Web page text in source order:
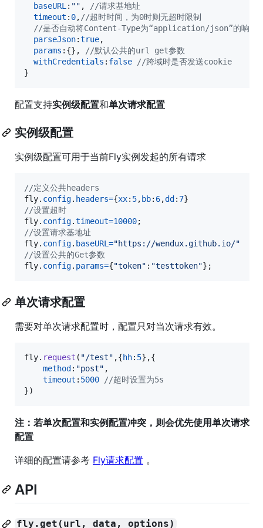
baseURL : "" ,
//请求基地址
timeout : 0, //超时时间，为0时则无超时限制
//是否自动将Content-Type为“application/json”的响
parseJson:true,
params : {} ,
//默认公共的url get参数
withCredentials : false
//跨域时是否发送cookie
}
配置支持实例级配置和单次请求配置
实例级配置
实例级配置可用于当前Fly实例发起的所有请求
//定义公共headers
fly. config. headers={xx: 5, bb: 6,dd : 7}
//设置超时
fly. config.timeout=10000;
//设置请求基地址
fly. config. baseURL ="https://wendux.github.io/"
//设置公共的Get参数
fly. config. params={"token" : "testtoken"} ;
单次请求配置
需要对单次请求配置时，配置只对当次请求有效。
fly. request ( "/test" ,{hh: 5} ,{
method : "post" ,
timeout : 5000
//超时设置为5s
})
注：若单次配置和实例配置冲突，则会优先使用单次请求
配置
详细的配置请参考 Fly请求配置 。
API
fly.get(url, data, options)